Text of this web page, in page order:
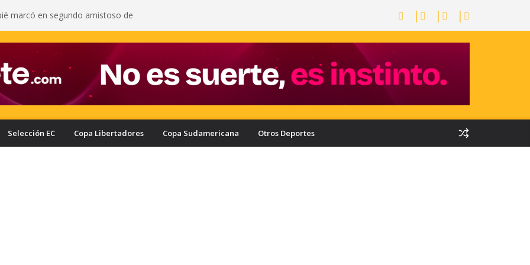
marcó en segundo amistoso de
cuánto ganaría el ecuatoriano
puede quedar eliminado de la Copa
a haber derrotado a Liga de Portoviejo?
con nuevo delantero: Ronie Carrillo llegó a
fichar por el Bombillo
Liga de Portoviejo en polémica partido
Selección EC Copa Libertadores Copa Sudamericana Otros Deportes